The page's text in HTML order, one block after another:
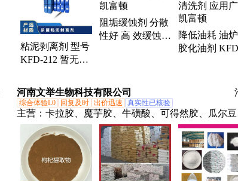
着藻类、烟气湿法脱硫、高电导反渗透、通风系统清
洗、空调风机盘管、导热油炉清洗、玻璃鳞片胶泥、
气脱硫脱硝、锅炉除垢除锈、填料水垢清洗
粘泥剥离剂 型号
KFD-212 暂无
8 有效物质含量
30％
阻垢缓蚀剂 分散
性好 高 效缓蚀阻
降低油耗 油
胶化油剂
河南文举生物科技有限公司
综合体验L0 回复及时 出价迅速 真实性已核验
主营： 卡拉胶、魔芋胶、牛磺酸、可得然胶、瓜尔豆
胶、沙蒿子胶、海藻酸钠、纳他酶素、食用明胶、
烯酸钠、甲基纤维素、酪蛋白酸钠、普鲁兰多糖、乳
链球菌素、食品级黄原胶